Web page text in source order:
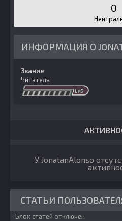
0
ИНФОРМАЦИЯ О
Звание
Читатель
У JonatanAlonso
СТАТЬИ
Блок статей отключен